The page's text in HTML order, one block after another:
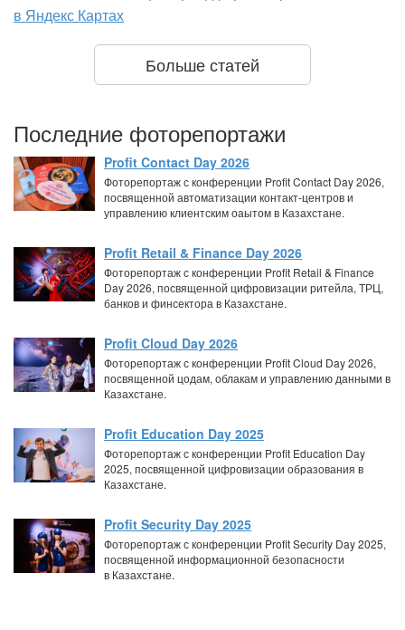
в Яндекс Картах
Больше статей
Последние фоторепортажи
Profit Contact Day 2026
Фоторепортаж с конференции Profit Contact Day 2026,
посвященной автоматизации контакт-центров и
управлению клиентским оаытом в Казахстане.
Profit Retail & Finance Day 2026
Фоторепортаж с конференции Profit Retail & Finance
Day 2026, посвященной цифровизации ритейла, ТРЦ,
банков и финсектора в Казахстане.
Profit Cloud Day 2026
Фоторепортаж с конференции Profit Cloud Day 2026,
посвященной цодам, облакам и управлению данными в
Казахстане.
Profit Education Day 2025
Фоторепортаж с конференции Profit Education Day
2025, посвященной цифровизации образования в
Казахстане.
Profit Security Day 2025
Фоторепортаж с конференции Profit Security Day 2025,
посвященной информационной безопасности
в Казахстане.